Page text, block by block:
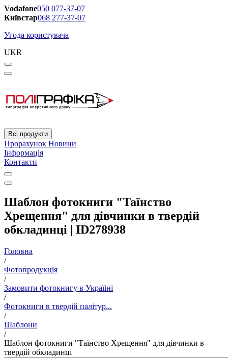
Vodafone050 077-37-07
Київстар068 277-37-07
Угода користувача
UKR
Всі продукти
Прорахунок Новини
Інформація
Контакти
Шаблон фотокниги "Таїнство
Хрещення" для дівчинки в твердій
обкладинці | ID278938
Головна
/
Фотопродукція
/
Замовити фотокнигу в Україіні
/
Фотокниги в твердій палітур...
/
Шаблони
/
Шаблон фотокниги "Таїнство Хрещення" для дівчинки в
твердій обкладинці